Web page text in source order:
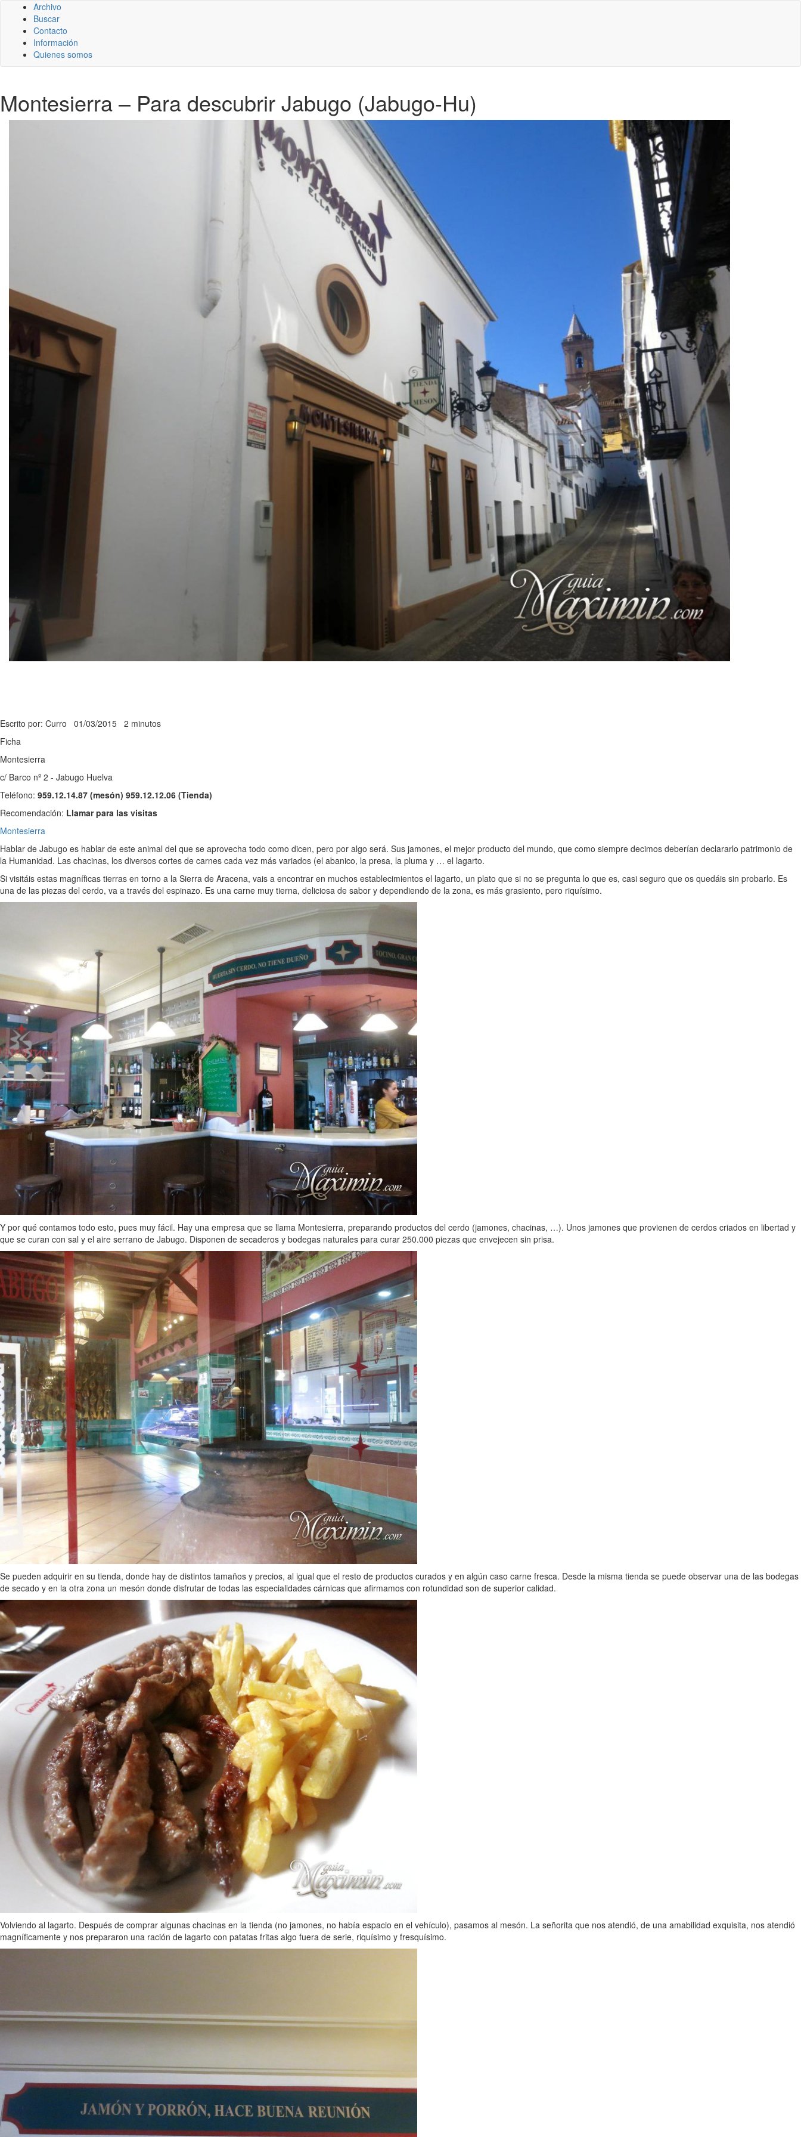
Archivo
Buscar
Contacto
Información
Quienes somos
Montesierra – Para descubrir Jabugo (Jabugo-Hu)
Escrito por: Curro 01/03/2015 2 minutos
Ficha
Montesierra
c/ Barco nº 2 - Jabugo Huelva
Teléfono: 959.12.14.87 (mesón) 959.12.12.06 (Tienda)
Recomendación: Llamar para las visitas
Montesierra
Hablar de Jabugo es hablar de este animal del que se aprovecha todo como dicen, pero por algo será. Sus jamones, el mejor producto del mundo, que como siempre decimos deberían declararlo patrimonio de
la Humanidad. Las chacinas, los diversos cortes de carnes cada vez más variados (el abanico, la presa, la pluma y … el lagarto.
Si visitáis estas magníficas tierras en torno a la Sierra de Aracena, vais a encontrar en muchos establecimientos el lagarto, un plato que si no se pregunta lo que es, casi seguro que os quedáis sin probarlo. Es
una de las piezas del cerdo, va a través del espinazo. Es una carne muy tierna, deliciosa de sabor y dependiendo de la zona, es más grasiento, pero riquísimo.
Y por qué contamos todo esto, pues muy fácil. Hay una empresa que se llama Montesierra, preparando productos del cerdo (jamones, chacinas, …). Unos jamones que provienen de cerdos criados en libertad y
que se curan con sal y el aire serrano de Jabugo. Disponen de secaderos y bodegas naturales para curar 250.000 piezas que envejecen sin prisa.
Se pueden adquirir en su tienda, donde hay de distintos tamaños y precios, al igual que el resto de productos curados y en algún caso carne fresca. Desde la misma tienda se puede observar una de las bodegas
de secado y en la otra zona un mesón donde disfrutar de todas las especialidades cárnicas que afirmamos con rotundidad son de superior calidad.
Volviendo al lagarto. Después de comprar algunas chacinas en la tienda (no jamones, no había espacio en el vehículo), pasamos al mesón. La señorita que nos atendió, de una amabilidad exquisita, nos atendió
magníficamente y nos prepararon una ración de lagarto con patatas fritas algo fuera de serie, riquísimo y fresquísimo.